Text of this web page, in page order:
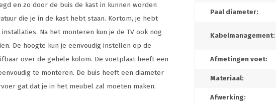
en zo door de buis de kast in kunnen worden
die je in de kast hebt staan. Kortom, je hebt
Na het monteren kun je de TV ook nog
De hoogte kun je eenvoudig instellen op de
over de gehele kolom. De voetplaat heeft een
te monteren. De buis heeft een diameter
gat dat je in het meubel zal moeten maken.
Paal diameter:
Kabelmanagement:
Afmetingen voet:
Materiaal:
Afwerking: